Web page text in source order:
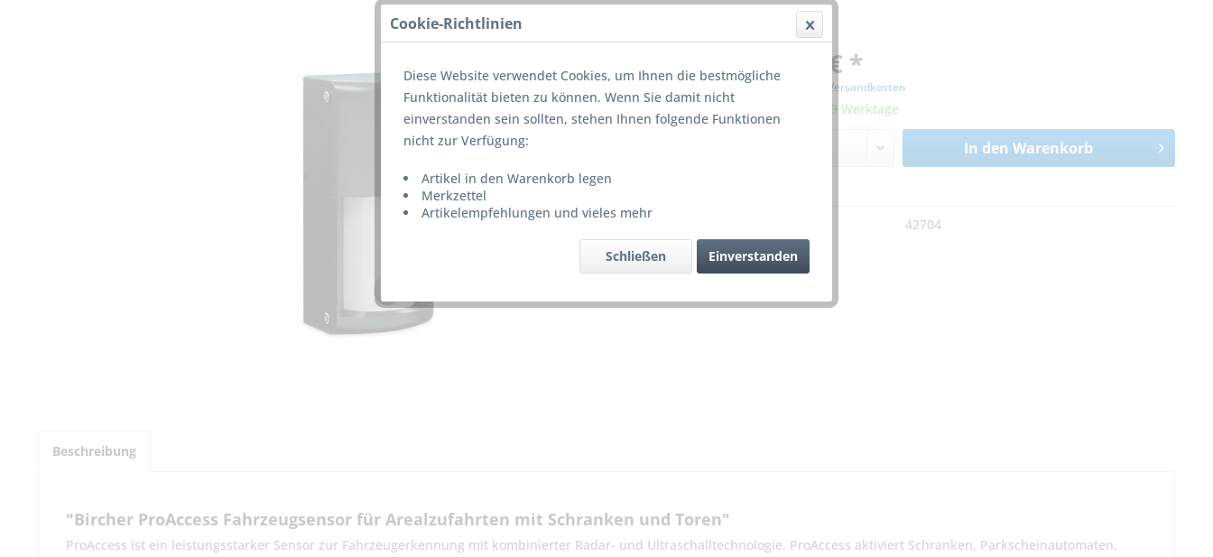
750,00 € *
inkl. MwSt. zzgl. Versandkosten
Lieferzeit 5-9 Werktage
In den Warenkorb
42704
Beschreibung
"Bircher ProAccess Fahrzeugsensor für Arealzufahrten mit Schranken und Toren"
ProAccess ist ein leistungsstarker Sensor zur Fahrzeugerkennung mit kombinierter Radar- und Ultraschalltechnologie. ProAccess aktiviert Schranken, Parkscheinautomaten,
Cookie-Richtlinien
Diese Website verwendet Cookies, um Ihnen die bestmögliche
Funktionalität bieten zu können. Wenn Sie damit nicht
einverstanden sein sollten, stehen Ihnen folgende Funktionen
nicht zur Verfügung:
Artikel in den Warenkorb legen
Merkzettel
Artikelempfehlungen und vieles mehr
Einverstanden
Schließen